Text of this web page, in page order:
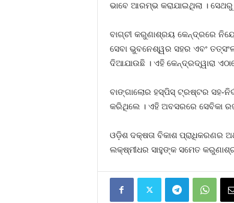
ଭାବେ ଆରମ୍ଭ କରାଯାଇଥିଲା ।
ବାଗ୍ଚୀ କରୁଣାଶ୍ରୟ କେନ୍ଦ୍ରରେ
ସେବା ଭୁବନେଶ୍ୱର ସହର ଏବଂ
ଦିଆଯାଉଛି । ଏହି କେନ୍ଦ୍ରଦ୍ୱାରା
ବାଙ୍ଗାଲୋର ହସ୍ପିସ୍ ଟ୍ରଷ୍ଟର ସହ-
କରିଥିଲେ । ଏହି ଅବସରରେ ସେବିକା
ଓଡ଼ିଶ ଦକ୍ଷତା ବିକାଶ ପ୍ରାଧିକରଣର
ଲକ୍ଷ୍ମୀଧର ସାହୁଙ୍କ ସମେତ